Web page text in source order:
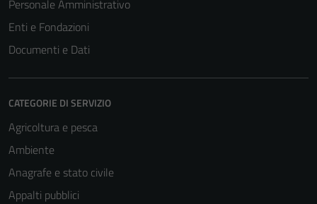
Personale Amministrativo
Enti e Fondazioni
Documenti e Dati
CATEGORIE DI SERVIZIO
Agricoltura e pesca
Ambiente
Anagrafe e stato civile
Appalti pubblici